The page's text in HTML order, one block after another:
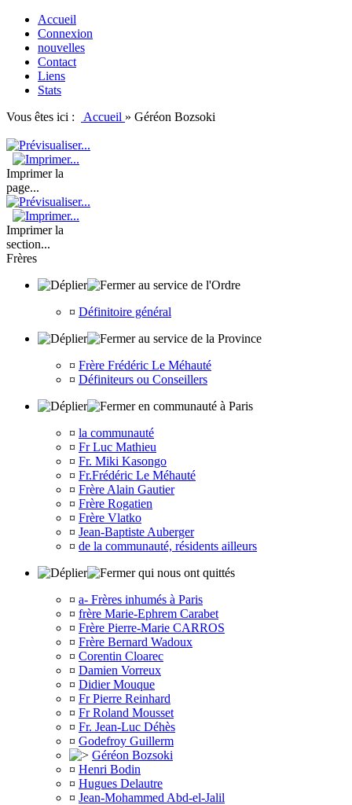
Accueil
Connexion
nouvelles
Contact
Liens
Stats
Vous êtes ici :
Accueil » Géréon Bozsoki
Imprimer la
page...
Imprimer la
section...
Frères
au service de l'Ordre
¤ Définitoire général
au service de la Province
¤ Frère Frédéric Le Méhauté
¤ Définiteurs ou Conseillers
en communauté à Paris
¤ la communauté
¤ Fr Luc Mathieu
¤ Fr. Miki Kasongo
¤ Fr.Frédéric Le Méhauté
¤ Frère Alain Gautier
¤ Frère Rogatien
¤ Frère Vlatko
¤ Jean-Baptiste Auberger
¤ de la communauté, résidents ailleurs
qui nous ont quittés
¤ a- Frères inhumés à Paris
¤ frère Marie-Ephrem Carabet
¤ Frère Pierre-Marie CARROS
¤ Frère Bernard Wadoux
¤ Corentin Cloarec
¤ Damien Vorreux
¤ Didier Mouque
¤ Fr Pierre Reinhard
¤ Fr Roland Mousset
¤ Fr. Jean-Luc Déhès
¤ Godefroy Guillerm
Géréon Bozsoki
¤ Henri Bodin
¤ Hugues Delautre
¤ Jean-Mohammed Abd-el-Jalil